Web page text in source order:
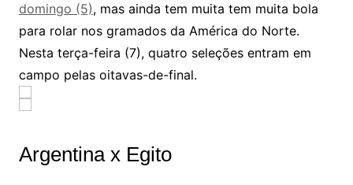
domingo (5), mas ainda tem muita tem muita bola
para rolar nos gramados da América do Norte.
Nesta terça-feira (7), quatro seleções entram em
campo pelas oitavas-de-final.
Argentina x Egito